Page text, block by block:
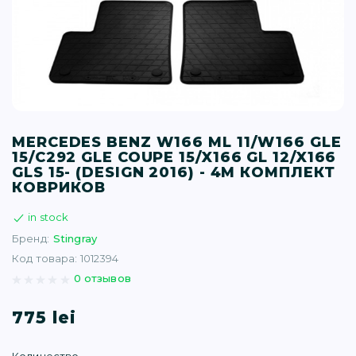
(1)
MERCEDES BENZ W166 ML 11/W166 GLE
15/C292 GLE COUPE 15/X166 GL 12/X166
GLS 15- (DESIGN 2016) - 4М КОМПЛЕКТ
КОВРИКОВ
in stock
Бренд: Stingray
Код товара: 1012394
0 отзывов
775 lei